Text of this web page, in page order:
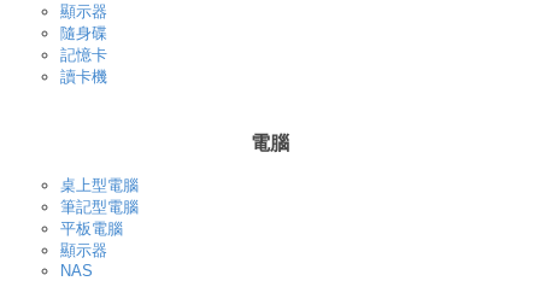
顯示器
隨身碟
記憶卡
讀卡機
電腦
桌上型電腦
筆記型電腦
平板電腦
顯示器
NAS